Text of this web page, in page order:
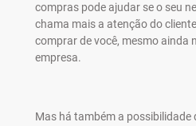
compras pode ajudar se o seu
chama mais a atenção do
comprar de você, mesmo ainda
empresa.
Mas há também a possibilidade